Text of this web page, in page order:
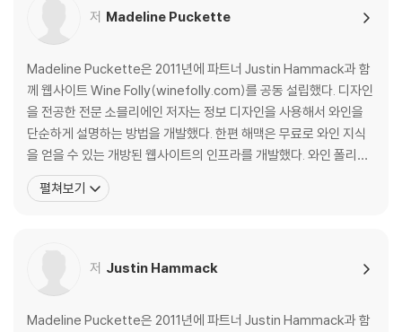
오스트리아
칠레
프랑스
독일
그리스
헝가리
이탈리아
남아프리카공화국
저 Madeline Puckette
Madeline Puckette은 2011년에 파트너 Justin Hammack과 함
께 웹사이트 Wine Folly(winefolly.com)를 공동 설립했다. 디자인
을 전공한 전문 소믈리에인 저자는 정보 디자인을 사용해서 와인을
단순하게 설명하는 방법을 개발했다. 한편 해맥은 무료로 와인 지식
을 얻을 수 있는 개방된 웹사이트의 인프라를 개발했다. 와인 폴리는
인포그래픽, 기사, 그리고 동영상을 통해 순식간에 세계에서 가장 인
기 있는 블로그가 되었다. 푸켓과 해맥은 Wine of France와 The G
펼쳐보기
저 Justin Hammack
Madeline Puckette은 2011년에 파트너 Justin Hammack과 함